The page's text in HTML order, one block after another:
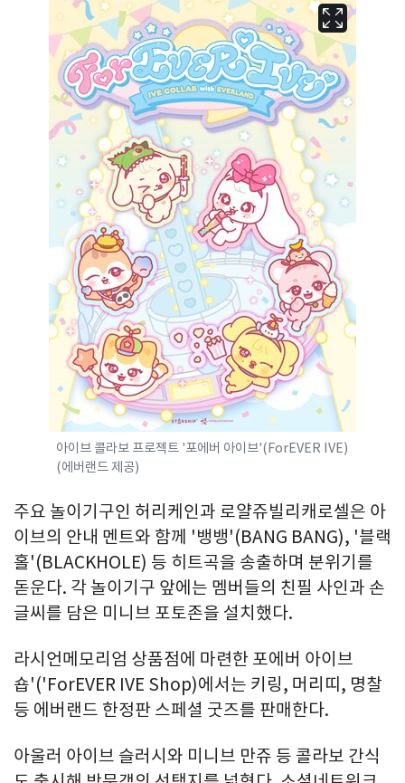
아이브 콜라보 프로젝트 '포에버 아이브'(ForEVER IVE)
(에버랜드 제공)
주요 놀이기구인 허리케인과 로얄쥬빌리캐로셀은 아
이브의 안내 멘트와 함께 '뱅뱅'(BANG BANG), '블랙
홀'(BLACKHOLE) 등 히트곡을 송출하며 분위기를
돋운다. 각 놀이기구 앞에는 멤버들의 친필 사인과 손
글씨를 담은 미니브 포토존을 설치했다.
라시언메모리엄 상품점에 마련한 포에버 아이브
숍'('ForEVER IVE Shop)에서는 키링, 머리띠, 명찰
등 에버랜드 한정판 스페셜 굿즈를 판매한다.
아울러 아이브 슬러시와 미니브 만쥬 등 콜라보 간식